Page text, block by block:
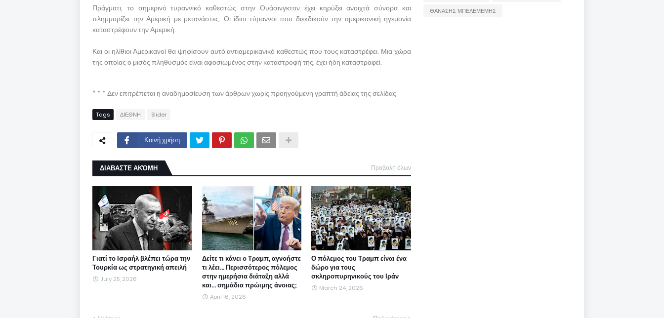
Πράγματι, το σημερινό τυραννικό καθεστώς στην Ουάσινγκτον έχει κηρύξει ανοιχτά σύνορα και
πλημμυρίζει την Αμερική με μετανάστες. Οι ίδιοι τύραννοι που διεκδικούν την αμερικανική ηγεμονία
καταστρέφουν την Αμερική.
Και οι ηλίθιοι Αμερικανοί θα ψηφίσουν αυτό αντιαμερικανικό καθεστώς που τους καταστρέφει. Μια χώρα
της οποίας ο μισός πληθυσμός είναι αφοσιωμένος στην καταστροφή της, έχει ήδη καταστραφεί.
* * * Δεν επιτρέπεται η αναδημοσίευση των άρθρων χωρίς προηγούμενη γραπτή άδειας της σελίδας
Tags ΔΙΕΘΝΗ Slider
Κοινή χρήση
ΔΙΑΒΑΣΤΕ ΑΚΌΜΗ Προβολή όλων
Γιατί το Ισραήλ βλέπει τώρα την
Τουρκία ως στρατηγική απειλή
July 25, 2026
Δείτε τι κάνει ο Τραμπ, αγνοήστε
τι λέει... Περισσότερος πόλεμος
στην ημερήσια διάταξη αλλά
και... σημάδια πρώιμης άνοιας;
April 16, 2026
Ο πόλεμος του Τραμπ είναι ένα
δώρο για τους
σκληροπυρηνικούς του Ιράν
March 24, 2026
ΘΑΝΑΣΗΣ ΜΠΕΛΕΜΕΜΗΣ